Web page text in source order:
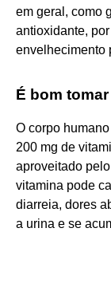
em geral, como
antioxidante,
envelhecimento
É bom
O corpo
200 mg de
aproveitado
vitamina pode
diarreia, dores
a urina e se